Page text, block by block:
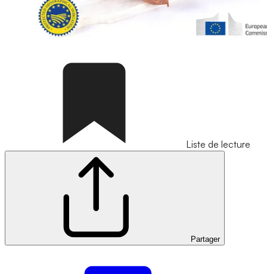
Liste de lecture
Partager